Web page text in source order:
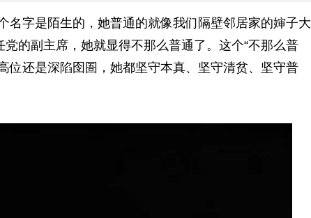
名字是陌生的，她普通的就像我们隔壁邻居家的婶子大
的副主席，她就显得不那么普通了。这个“不那么普
位还是深陷囹圄，她都坚守本真、坚守清贫、坚守普